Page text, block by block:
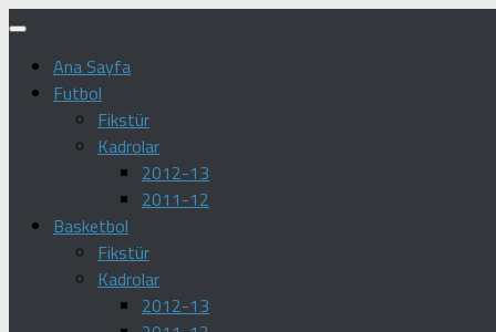
Skip
contentAna Sayfa
Futbol
Fikstür
Kadrolar
2012-13
2011-12
Basketbol
Fikstür
Kadrolar
2012-13